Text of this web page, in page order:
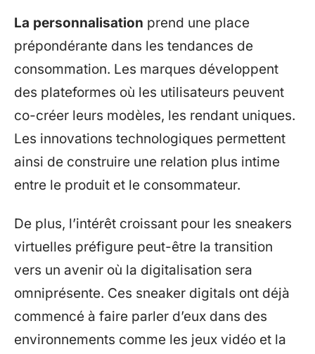
La personnalisation prend une place
prépondérante dans les tendances de
consommation. Les marques développent
des plateformes où les utilisateurs peuvent
co-créer leurs modèles, les rendant uniques.
Les innovations technologiques permettent
ainsi de construire une relation plus intime
entre le produit et le consommateur.
De plus, l’intérêt croissant pour les sneakers
virtuelles préfigure peut-être la transition
vers un avenir où la digitalisation sera
omniprésente. Ces sneaker digitals ont déjà
commencé à faire parler d’eux dans des
environnements comme les jeux vidéo et la